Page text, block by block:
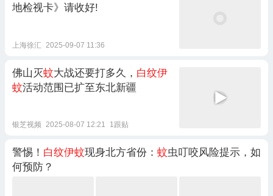
地检视卡》请收好!
上海徐汇 2025-09-07 11:36
佛山灭蚊大战还要打多久， 白纹伊
蚊活动范围已扩至东北新疆
银芝视频 2025-08-07 12:21 1跟贴
警惕！ 白纹伊蚊现身北方省份： 蚊虫叮咬风险提示，如
何预防？